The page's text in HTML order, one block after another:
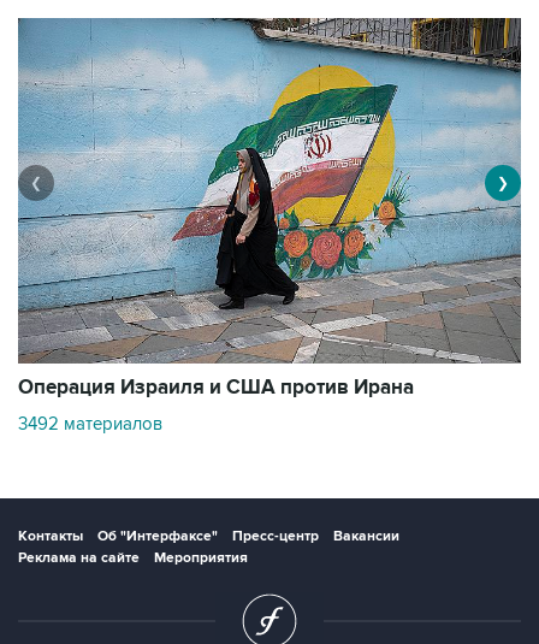
Операция Израиля и США против Ирана
3492 материалов
❮ ❯
Контакты Об "Интерфаксе" Пресс-центр
Вакансии
Реклама на сайте
Мероприятия